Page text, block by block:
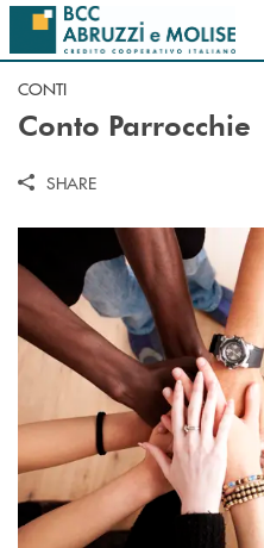
Salta al contenuto principale
CONTI
Conto Parrocchie
SHARE